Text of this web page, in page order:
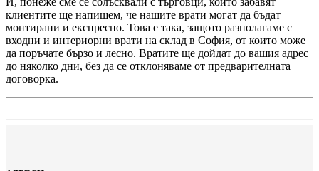
клиентите ще напишем, че нашите врати могат да бъдат
монтирани и експресно. Това е така, защото разполагаме с
входни и интериорни врати на склад в София, от които може
да поръчате бързо и лесно. Вратите ще дойдат до вашия адрес
до няколко дни, без да се отклоняваме от предварителната
договорка.